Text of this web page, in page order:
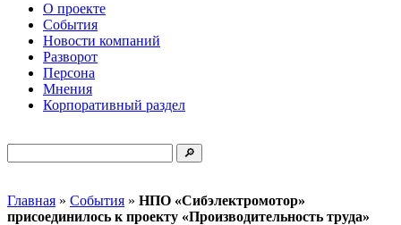
О проекте
События
Новости компаний
Разворот
Персона
Мнения
Корпоративный раздел
Главная » События » НПО «Сибэлектромотор»
присоединилось к проекту «Производительность труда»